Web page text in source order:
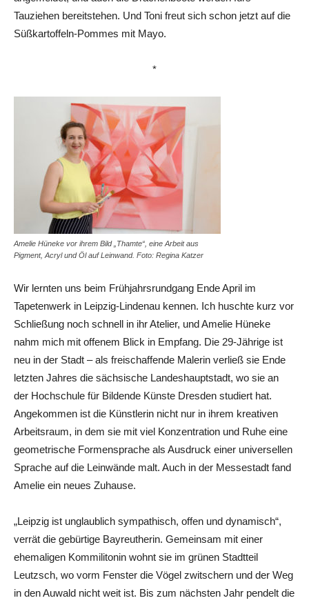
Tauziehen bereitstehen. Und Toni freut sich schon jetzt auf die
Süßkartoffeln-Pommes mit Mayo.
*
Amelie Hüneke vor ihrem Bild „Thamte“, eine Arbeit aus
Pigment, Acryl­ und Öl auf Leinwand. Foto: Regina Katzer
Wir lernten uns beim Frühjahrsrundgang Ende April im
Tapetenwerk in Leipzig-Lindenau kennen. Ich huschte kurz vor
Schließung noch schnell in ihr Atelier, und Amelie Hüneke
nahm mich mit offenem Blick in Empfang. Die 29-Jährige ist
neu in der Stadt – als freischaffende Malerin verließ sie Ende
letzten Jahres die sächsische Landeshauptstadt, wo sie an
der Hochschule für Bildende Künste Dresden studiert hat.
Angekommen ist die Künstlerin nicht nur in ihrem kreativen
Arbeitsraum, in dem sie mit viel Konzentration und Ruhe eine
geometrische Formensprache als Ausdruck einer universellen
Sprache auf die Leinwände malt. Auch in der Messestadt fand
Amelie ein neues Zuhause.
„Leipzig ist unglaublich sympathisch, offen und dynamisch“,
verrät die gebürtige Bayreutherin. Gemeinsam mit einer
ehemaligen Kommilitonin wohnt sie im grünen Stadtteil
Leutzsch, wo vorm Fenster die Vögel zwitschern und der Weg
in den Auwald nicht weit ist. Bis zum nächsten Jahr pendelt die